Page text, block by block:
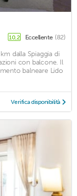
10,2 Eccellente (82)
dalla Spiaggia di
con balcone. Il
balneare Lido
Verifica disponibilità